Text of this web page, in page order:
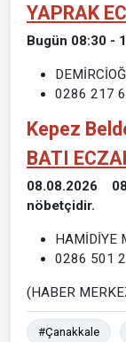
YAPRAK
Bugün 08:30 -
0286 217
Kepez
BATI
08.08.2026
nöbetçidir.
HAMİDİYE
0286 501
(HABER
#Çanakkale